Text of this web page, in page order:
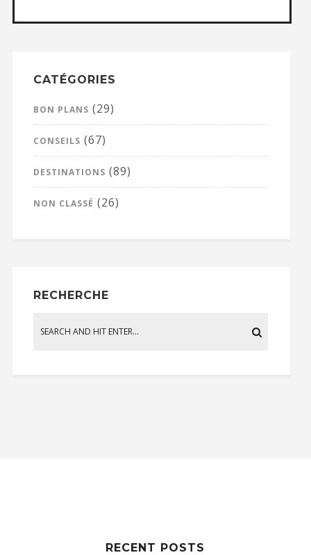
CATÉGORIES
BON PLANS (29)
CONSEILS (67)
DESTINATIONS (89)
NON CLASSÉ (26)
RECHERCHE
RECENT POSTS